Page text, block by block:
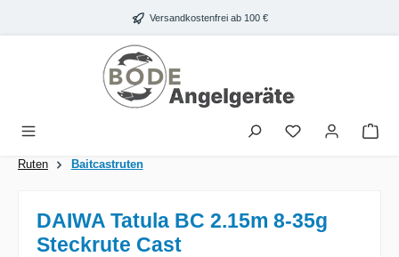
Zum Hauptinhalt springen Versandkostenfrei ab 100 €
Ruten Baitcastruten
DAIWA Tatula BC 2.15m 8-35g
Steckrute Cast